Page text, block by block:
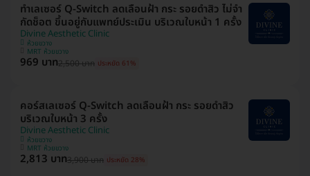
ทำเลเซอร์ Q-Switch ลดเลือนฝ้า​ กระ​ รอยดำสิว ไม่จำ
กัดช็อต ขึ้นอยู่กับแพทย์ประเมิน บริเวณใบหน้า 1 ครั้ง
Divine Aesthetic Clinic
ห้วยขวาง
MRT ห้วยขวาง
969 บาท2,500 บาท ประหยัด 61%
คอร์สเลเซอร์ Q-Switch ลดเลือนฝ้า​ กระ​ รอยดำสิว
บริเวณใบหน้า 3 ครั้ง
Divine Aesthetic Clinic
ห้วยขวาง
MRT ห้วยขวาง
2,813 บาท3,900 บาท ประหยัด 28%